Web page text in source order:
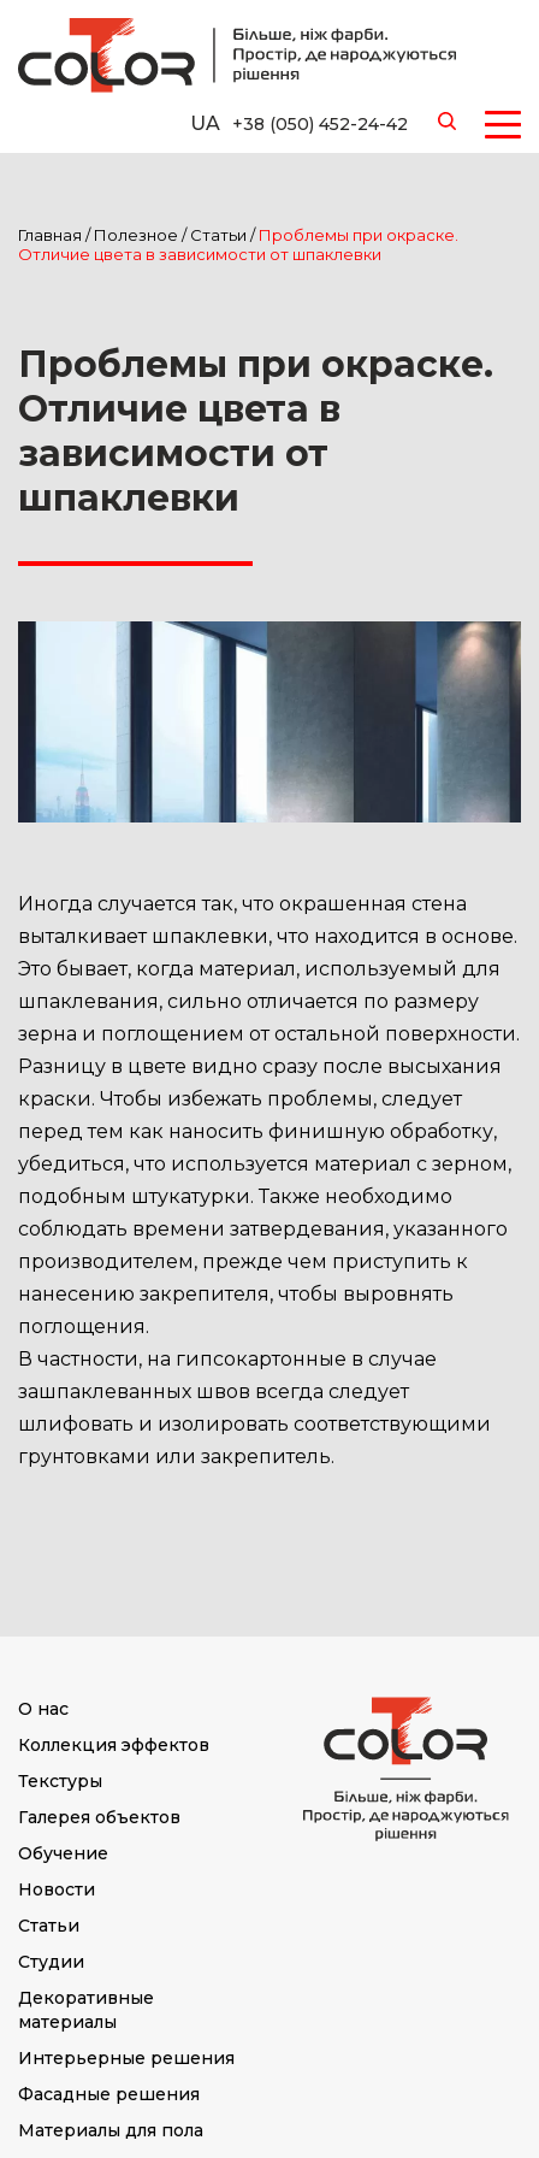
UA +38 (050) 452-24-42
Главная /Полезное /Статьи /Проблемы при окраске.
Отличие цвета в зависимости от шпаклевки
Проблемы при окраске.
Отличие цвета в
зависимости от
шпаклевки
Иногда случается так, что окрашенная стена
выталкивает шпаклевки, что находится в основе.
Это бывает, когда материал, используемый для
шпаклевания, сильно отличается по размеру
зерна и поглощением от остальной поверхности.
Разницу в цвете видно сразу после высыхания
краски. Чтобы избежать проблемы, следует
перед тем как наносить финишную обработку,
убедиться, что используется материал с зерном,
подобным штукатурки. Также необходимо
соблюдать времени затвердевания, указанного
производителем, прежде чем приступить к
нанесению закрепителя, чтобы выровнять
поглощения.
В частности, на гипсокартонные в случае
зашпаклеванных швов всегда следует
шлифовать и изолировать соответствующими
грунтовками или закрепитель.
О нас
Коллекция эффектов
Текстуры
Галерея объектов
Обучение
Новости
Статьи
Студии
Декоративные
материалы
Интерьерные решения
Фасадные решения
Материалы для пола